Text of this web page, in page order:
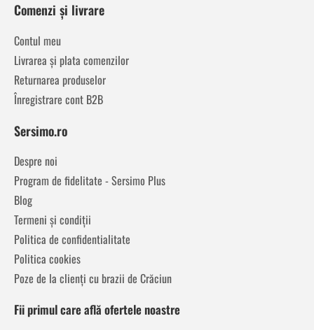
Comenzi și livrare
Contul meu
Livrarea și plata comenzilor
Returnarea produselor
Înregistrare cont B2B
Sersimo.ro
Despre noi
Program de fidelitate - Sersimo Plus
Blog
Termeni și condiții
Politica de confidentialitate
Politica cookies
Poze de la clienți cu brazii de Crăciun
Fii primul care află ofertele noastre